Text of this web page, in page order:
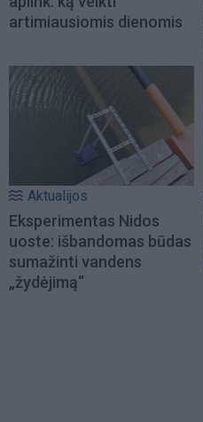
artimiausiomis dienomis
Aktualijos
Eksperimentas Nidos
uoste: išbandomas būdas
sumažinti vandens
„žydėjimą“